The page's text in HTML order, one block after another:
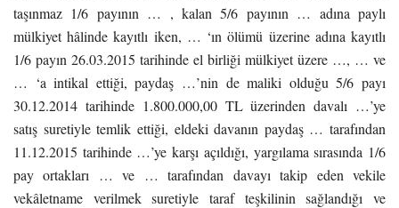
taşınmaz 1/6 payının … , kalan 5/6 payının … adına paylı
mülkiyet hâlinde kayıtlı iken, … ‘ın ölümü üzerine adına kayıtlı
1/6 payın 26.03.2015 tarihinde el birliği mülkiyet üzere …, … ve
… ‘a intikal ettiği, paydaş …’nin de maliki olduğu 5/6 payı
30.12.2014 tarihinde 1.800.000,00 TL üzerinden davalı …’ye
satış suretiyle temlik ettiği, eldeki davanın paydaş … tarafından
11.12.2015 tarihinde …’ye karşı açıldığı, yargılama sırasında 1/6
pay ortakları … ve … tarafından davayı takip eden vekile
vekâletname verilmek suretiyle taraf teşkilinin sağlandığı ve